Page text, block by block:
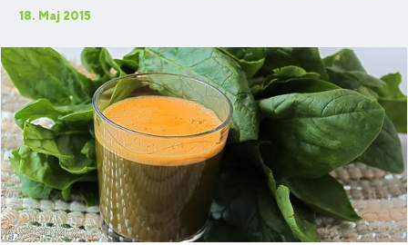
18. Maj 2015